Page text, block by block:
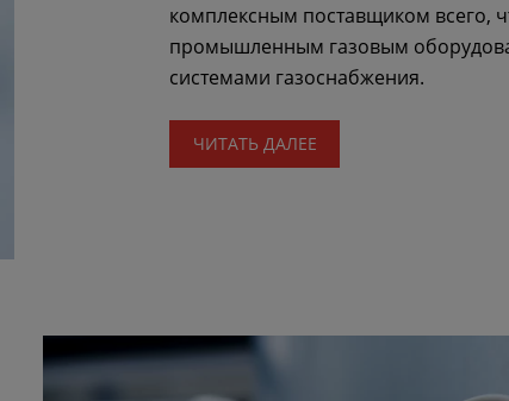
комплексным поставщиком всего,
промышленным газовым
системами газоснабжения.
ЧИТАТЬ ДАЛЕЕ